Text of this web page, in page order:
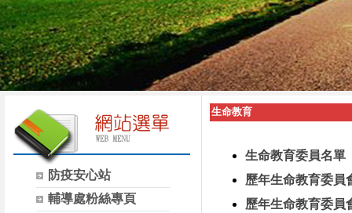
防疫安心站
輔導處粉絲專頁
生命教育
生命教育委員名單
歷年生命教育委員
歷年生命教育委員